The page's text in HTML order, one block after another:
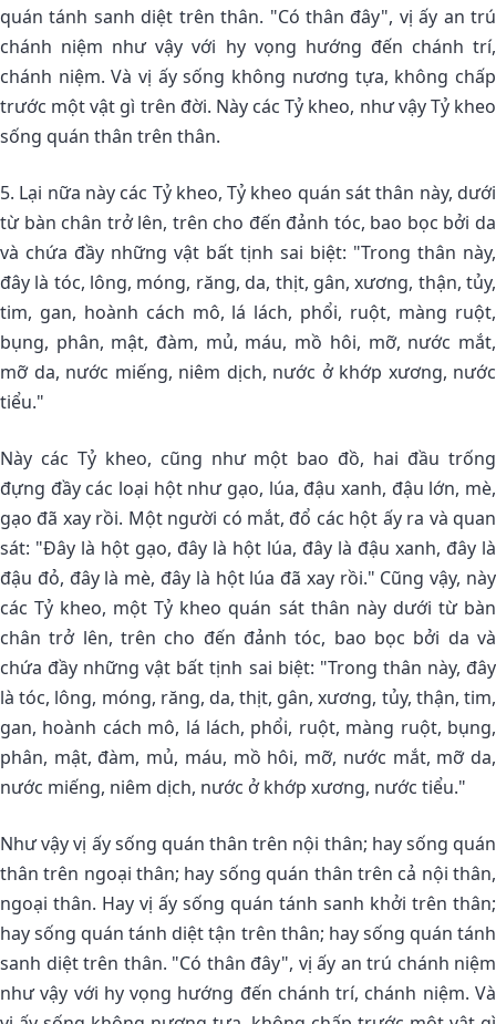
quán tánh sanh diệt trên thân. "Có thân đây", vị ấy an trú
chánh niệm như vậy với hy vọng hướng đến chánh trí,
chánh niệm. Và vị ấy sống không nương tựa, không chấp
trước một vật gì trên đời. Này các Tỷ kheo, như vậy Tỷ kheo
sống quán thân trên thân.
5. Lại nữa này các Tỷ kheo, Tỷ kheo quán sát thân này, dưới
từ bàn chân trở lên, trên cho đến đảnh tóc, bao bọc bởi da
và chứa đầy những vật bất tịnh sai biệt: "Trong thân này,
đây là tóc, lông, móng, răng, da, thịt, gân, xương, thận, tủy,
tim, gan, hoành cách mô, lá lách, phổi, ruột, màng ruột,
bụng, phân, mật, đàm, mủ, máu, mồ hôi, mỡ, nước mắt,
mỡ da, nước miếng, niêm dịch, nước ở khớp xương, nước
tiểu."
Này các Tỷ kheo, cũng như một bao đồ, hai đầu trống
đựng đầy các loại hột như gạo, lúa, đậu xanh, đậu lớn, mè,
gạo đã xay rồi. Một người có mắt, đổ các hột ấy ra và quan
sát: "Ðây là hột gạo, đây là hột lúa, đây là đậu xanh, đây là
đậu đỏ, đây là mè, đây là hột lúa đã xay rồi." Cũng vậy, này
các Tỷ kheo, một Tỷ kheo quán sát thân này dưới từ bàn
chân trở lên, trên cho đến đảnh tóc, bao bọc bởi da và
chứa đầy những vật bất tịnh sai biệt: "Trong thân này, đây
là tóc, lông, móng, răng, da, thịt, gân, xương, tủy, thận, tim,
gan, hoành cách mô, lá lách, phổi, ruột, màng ruột, bụng,
phân, mật, đàm, mủ, máu, mồ hôi, mỡ, nước mắt, mỡ da,
nước miếng, niêm dịch, nước ở khớp xương, nước tiểu."
Như vậy vị ấy sống quán thân trên nội thân; hay sống quán
thân trên ngoại thân; hay sống quán thân trên cả nội thân,
ngoại thân. Hay vị ấy sống quán tánh sanh khởi trên thân;
hay sống quán tánh diệt tận trên thân; hay sống quán tánh
sanh diệt trên thân. "Có thân đây", vị ấy an trú chánh niệm
như vậy với hy vọng hướng đến chánh trí, chánh niệm. Và